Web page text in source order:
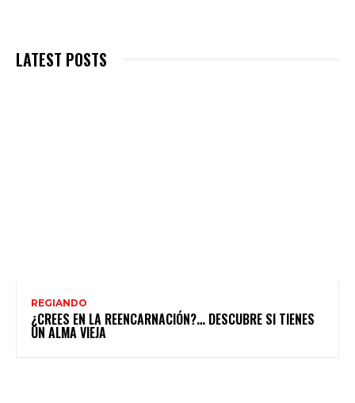
LATEST POSTS
REGIANDO
¿CREES EN LA REENCARNACIÓN?… DESCUBRE SI TIENES
UN ALMA VIEJA